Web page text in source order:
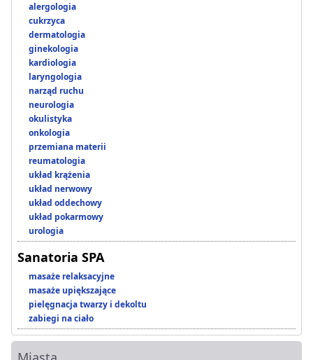
alergologia
cukrzyca
dermatologia
ginekologia
kardiologia
laryngologia
narząd ruchu
neurologia
okulistyka
onkologia
przemiana materii
reumatologia
układ krążenia
układ nerwowy
układ oddechowy
układ pokarmowy
urologia
Sanatoria SPA
masaże relaksacyjne
masaże upiększające
pielęgnacja twarzy i dekoltu
zabiegi na ciało